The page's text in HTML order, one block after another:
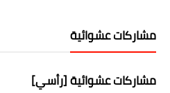
مشاركات عشوائية
مشاركات عشوائية [رأسي]